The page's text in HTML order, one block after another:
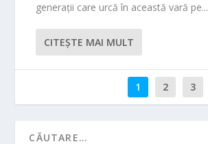
generații care urcă în această vară pe...
CITEŞTE MAI MULT
1 2 3